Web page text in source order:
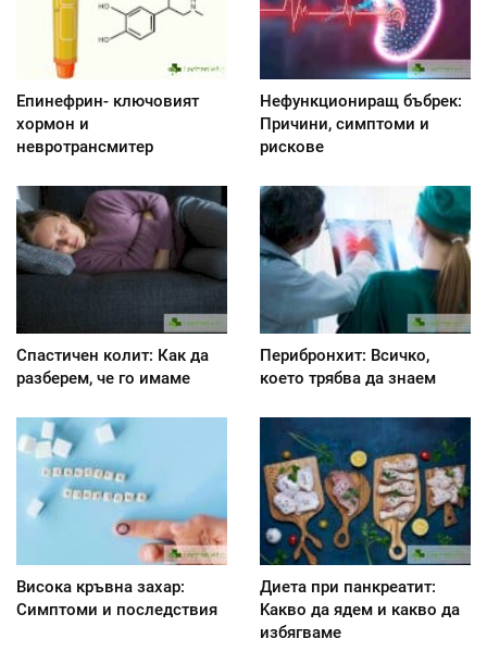
Епинефрин- ключовият
хормон и
невротрансмитер
Нефункциониращ бъбрек:
Причини, симптоми и
рискове
Спастичен колит: Как да
разберем, че го имаме
Перибронхит: Всичко,
което трябва да знаем
Висока кръвна захар:
Симптоми и последствия
Диета при панкреатит:
Kакво да ядем и какво да
избягваме